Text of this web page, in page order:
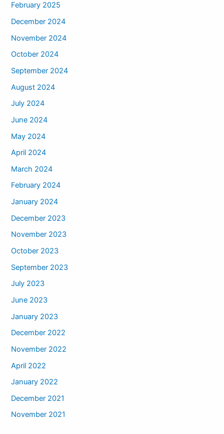
February 2025
December 2024
November 2024
October 2024
September 2024
August 2024
July 2024
June 2024
May 2024
April 2024
March 2024
February 2024
January 2024
December 2023
November 2023
October 2023
September 2023
July 2023
June 2023
January 2023
December 2022
November 2022
April 2022
January 2022
December 2021
November 2021